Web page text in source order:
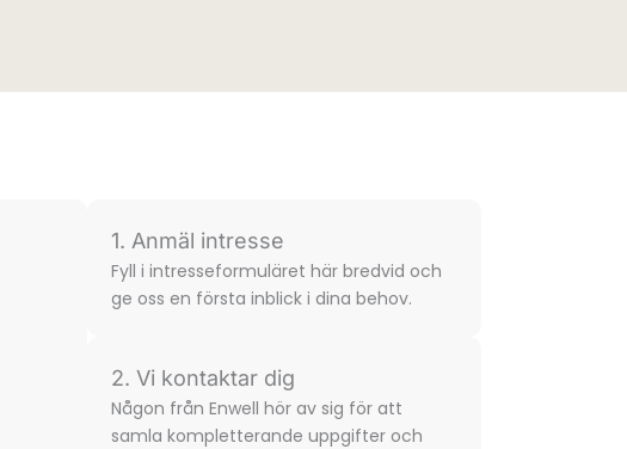
1. Anmäl intresse
Fyll i intresse­formuläret här bredvid och
ge oss en första inblick i dina behov.
2. Vi kontaktar dig
Någon från Enwell hör av sig för att
samla komplette­rande uppgifter och